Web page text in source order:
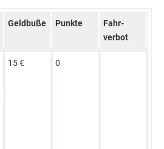
Geld­buße Punkte
Fahr­
verbot
15 € 0